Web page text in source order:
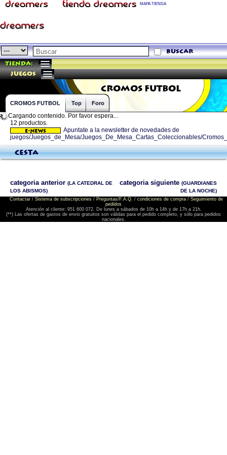
MAPA TIENDA
buscar
Tienda:
juegos
CROMOS FUTBOL
CROMOS FUTBOL Top Foro
Cargando contenido. Por favor espera...
12 productos.
Apuntate a la newsletter de novedades de
juegos/Juegos_de_Mesa/Juegos_De_Mesa_Cartas_Coleccionables/
Cesta
categoria anterior (LA CATEDRAL DE
LOS ABISMOS)
categoria siguiente (GUARDIANES
DE LA NOCHE)
Contactar/ Sistema de subscripciones/ Preguntas/F.A.Q. / condiciones de compra/ Seguimiento de
pedidos
Atención al cliente: 951 600 072. De lunes a sábados de 10h a 14h y de 17h a 21h.
(**) Las ofertas de gastos de envio gratuitos son válidas para el pedido completo, y sólo para pedidos
nacionales.